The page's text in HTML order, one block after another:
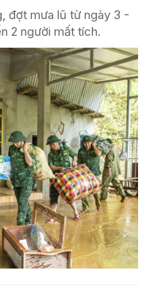
đợt mưa lũ từ ngày 3 -
2 người mất tích.